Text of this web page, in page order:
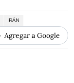
IRÁN
Agregar a Google